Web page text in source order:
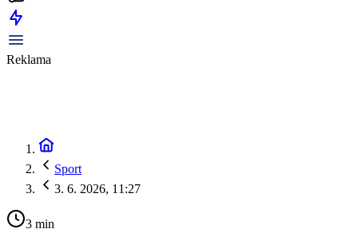
Reklama
Sport
3. 6. 2026, 11:27
3 min